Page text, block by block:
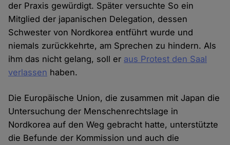
der Praxis gewürdigt. Später versuchte So ein
Mitglied der japanischen Delegation, dessen
Schwester von Nordkorea entführt wurde und
niemals zurückkehrte, am Sprechen zu hindern. Als
ihm das nicht gelang, soll er aus Protest den Saal
verlassen haben.
Die Europäische Union, die zusammen mit Japan die
Untersuchung der Menschenrechtslage in
Nordkorea auf den Weg gebracht hatte, unterstützte
die Befunde der Kommission und auch die